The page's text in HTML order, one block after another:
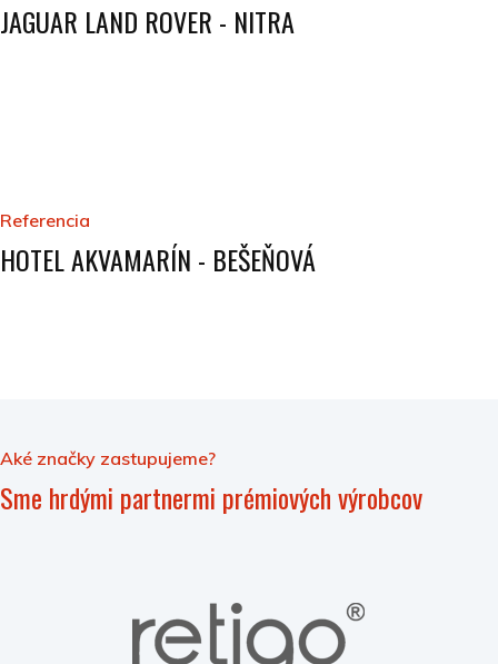
JAGUAR LAND ROVER - NITRA
Referencia
HOTEL AKVAMARÍN - BEŠEŇOVÁ
Aké značky zastupujeme?
Sme hrdými partnermi prémiových výrobcov